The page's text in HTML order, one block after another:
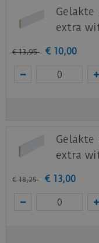
voorzien van
onderlaag SRC.
Board vtwonen
Download
Benieuwd hoe
nieuwe of
(by Ambiant).
extra
€ 13,95 € 10,00
extra
€ 18,25 € 13,00